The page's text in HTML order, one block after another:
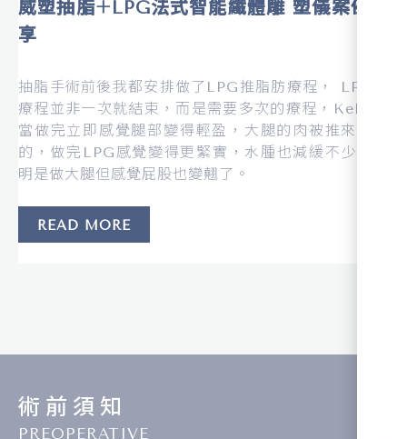
威塑抽脂+LPG法式智能纖體雕 塑儀案例分
享
抽脂手術前後我都安排做了LPG推脂肪療程， LPG的
療程並非一次就結束，而是需要多次的療程，Kelly說
當做完立即感覺腿部變得輕盈，大腿的肉被推來推去
的，做完LPG感覺變得更緊實，水腫也減緩不少，明
明是做大腿但感覺屁股也變翹了。
READ MORE
術前須知
PREOPERATIVE